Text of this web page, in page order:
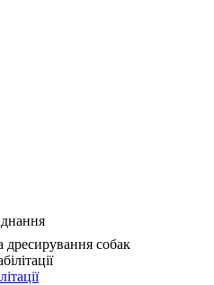
собак